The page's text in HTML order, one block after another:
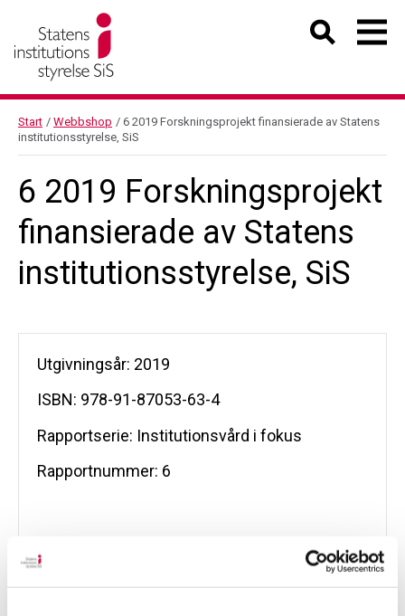
Start / Webbshop / 6 2019 Forskningsprojekt finansierade av Statens
institutionsstyrelse, SiS
6 2019 Forskningsprojekt
finansierade av Statens
institutionsstyrelse, SiS
Utgivningsår: 2019
ISBN: 978-91-87053-63-4
Rapportserie: Institutionsvård i fokus
Rapportnummer: 6
6 2019 Forskningsprojekt